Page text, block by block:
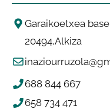
Garaikoetxea
20494 Alkiza
688 844 667
658 734 471